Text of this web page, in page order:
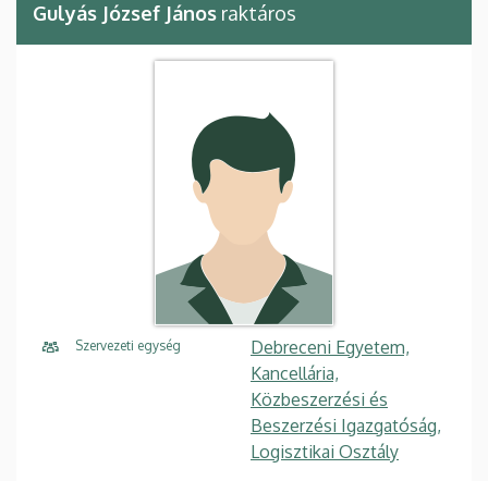
Gulyás József János raktáros
Szervezeti egység
Debreceni Egyetem,
Kancellária,
Közbeszerzési és
Beszerzési Igazgatóság,
Logisztikai Osztály